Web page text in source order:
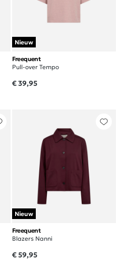
Nieuw
Freequent
Pull-over Tempo
€ 39,95
Nieuw
Freequent
Blazers Nanni
€ 59,95